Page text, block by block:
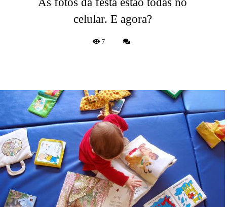
celular. E agora?
7